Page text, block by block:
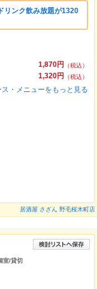
リンク飲み放題が1320
1,870円
（税込）
1,320円
（税込）
ス・メニューをもっと見る
居酒屋 さざん 野毛桜木町店
室/貸切